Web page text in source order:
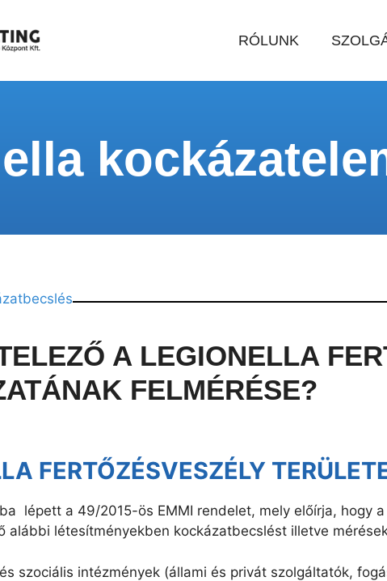
RÓLUNK
A LEGIONELLA
FELMÉRÉSE?
FERTŐZÉSVESZÉLY
lépett a 49/2015-ös EMMI rendelet, mely előírja, hogy
alábbi létesítményekben kockázatbecslést illetve
szociális intézmények (állami és privát szolgáltatók,